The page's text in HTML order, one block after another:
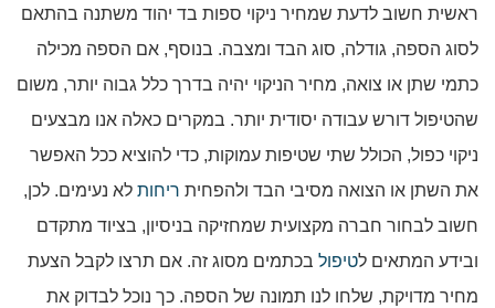
ראשית חשוב לדעת שמחיר ניקוי ספות בד יהוד משתנה בהתאם
לסוג הספה, גודלה, סוג הבד ומצבה. בנוסף, אם הספה מכילה
כתמי שתן או צואה, מחיר הניקוי יהיה בדרך כלל גבוה יותר, משום
שהטיפול דורש עבודה יסודית יותר. במקרים כאלה אנו מבצעים
ניקוי כפול, הכולל שתי שטיפות עמוקות, כדי להוציא ככל האפשר
את השתן או הצואה מסיבי הבד ולהפחית ריחות לא נעימים. לכן,
חשוב לבחור חברה מקצועית שמחזיקה בניסיון, בציוד מתקדם
ובידע המתאים לטיפול בכתמים מסוג זה. אם תרצו לקבל הצעת
מחיר מדויקת, שלחו לנו תמונה של הספה. כך נוכל לבדוק את